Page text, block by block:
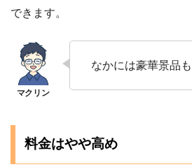
できます。
なかには豪華景品
料金はやや高め